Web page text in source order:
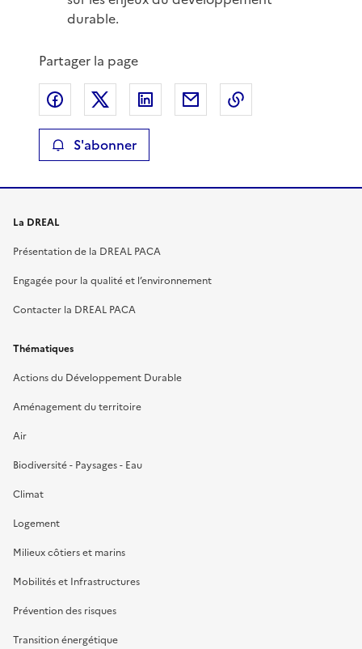
durable.
Partager la page
Partager sur Facebook
Partager sur XPartager sur LinkedIn
Partager par email
S'abonner
La DREAL
Présentation de la DREAL PACA
Engagée pour la qualité et l’environnement
Contacter la DREAL PACA
Thématiques
Actions du Développement Durable
Aménagement du territoire
Air
Biodiversité - Paysages - Eau
Climat
Logement
Milieux côtiers et marins
Mobilités et Infrastructures
Prévention des risques
Transition énergétique